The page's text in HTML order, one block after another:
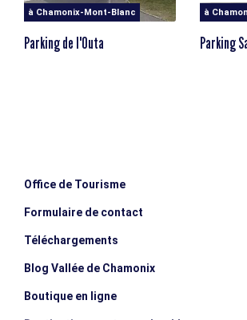
à Chamonix-Mont-Blanc
Parking de l'Outa
à
Parking
Office de Tourisme
Formulaire de contact
Téléchargements
Blog Vallée de Chamonix
Boutique en ligne